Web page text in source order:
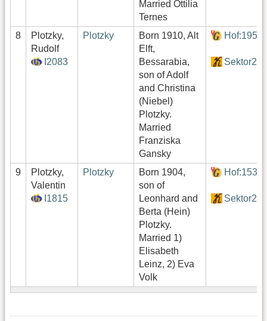
Married Ottilia
Ternes
8
Plotzky,
Rudolf
I2083
Plotzky
Born 1910, Alt
Elft,
Bessarabia,
son of Adolf
and Christina
(Niebel)
Plotzky.
Married
Franziska
Gansky
Hof:195
Sektor2
9
Plotzky,
Valentin
I1815
Plotzky
Born 1904,
son of
Leonhard and
Berta (Hein)
Plotzky.
Married 1)
Elisabeth
Leinz, 2) Eva
Volk
Hof:153
Sektor2